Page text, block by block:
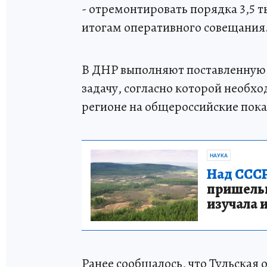
- отремонтировать порядка 3,5
итогам оперативного
В ДНР выполняют
задачу, согласно которой
регионе на общероссийские
НАУКА
Над
изучала
Ранее сообщалось, что